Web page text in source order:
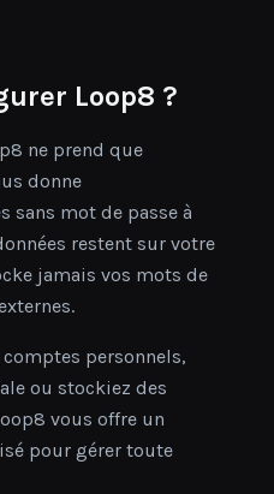
Loop8 ?
ne prend que
donne
sans mot de passe à
restent sur votre
jamais vos mots de
personnels,
ou stockiez des
vous offre un
pour gérer toute